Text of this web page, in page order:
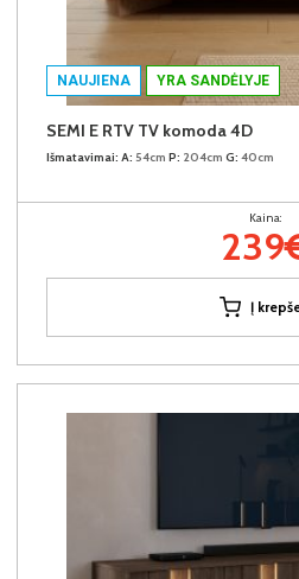
NAUJIENA YRA SANDĖLYJE
SEMI E RTV TV komoda 4D
Išmatavimai: A: 54cm P: 204cm G: 40cm
Kaina:
Į